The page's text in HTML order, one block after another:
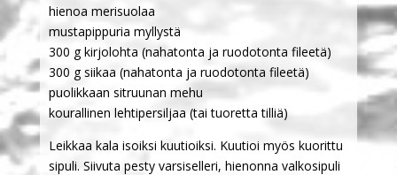
hienoa merisuolaa
mustapippuria myllystä
300 g kirjolohta (nahatonta ja ruodotonta fileetä)
300 g siikaa (nahatonta ja ruodotonta fileetä)
puolikkaan sitruunan mehu
kourallinen lehtipersiljaa (tai tuoretta tilliä)
Leikkaa kala isoiksi kuutioiksi. Kuutioi myös kuorittu
sipuli. Siivuta pesty varsiselleri, hienonna valkosipuli